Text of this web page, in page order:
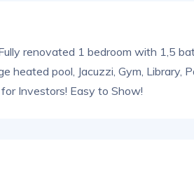
renovated 1 bedroom with 1,5
heated pool, Jacuzzi, Gym, Library,
Investors! Easy to Show!